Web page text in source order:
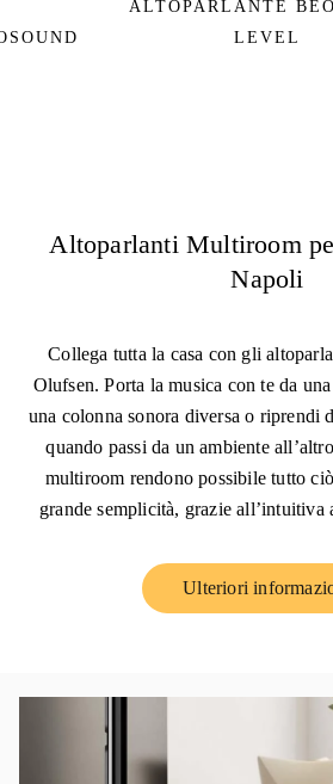
ALTOPARLANTE
LEVEL
Altoparlanti Multiroom
Napoli
Collega tutta la casa con gli
Olufsen. Porta la musica con te da
una colonna sonora diversa o riprendi
quando passi da un ambiente
multiroom rendono possibile tutto
grande semplicità, grazie
Ulteriori Link